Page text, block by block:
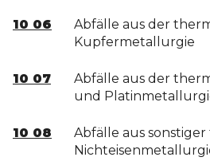
10 06
Abfälle aus der
Kupfermetallurgie
10 07
Abfälle aus der
und
10 08
Abfälle aus